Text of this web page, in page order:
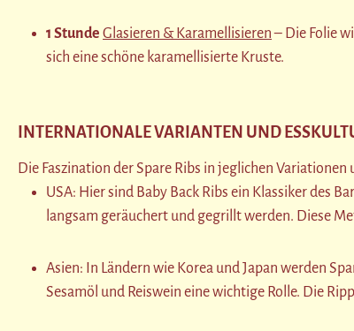
1 Stunde Glasieren & Karamellisieren– Die Folie
sich eine schöne karamellisierte Kruste.
INTERNATIONALE VARIANTEN UND
Die Faszination der Spare Ribs in jeglichen
USA: Hier sind Baby Back Ribs ein Klassiker des
langsam geräuchert und gegrillt werden. Diese
Asien: In Ländern wie Korea und Japan werden
Sesamöl und Reiswein eine wichtige Rolle. Die